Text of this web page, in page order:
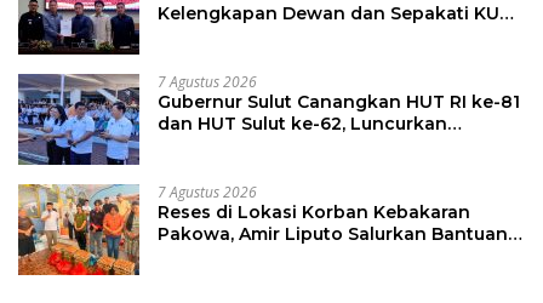
Kelengkapan Dewan dan Sepakati KUA-
7 Agustus 2026
Gubernur Sulut Canangkan HUT RI ke-81
dan HUT Sulut ke-62, Luncurkan
7 Agustus 2026
Reses di Lokasi Korban Kebakaran
Pakowa, Amir Liputo Salurkan Bantuan